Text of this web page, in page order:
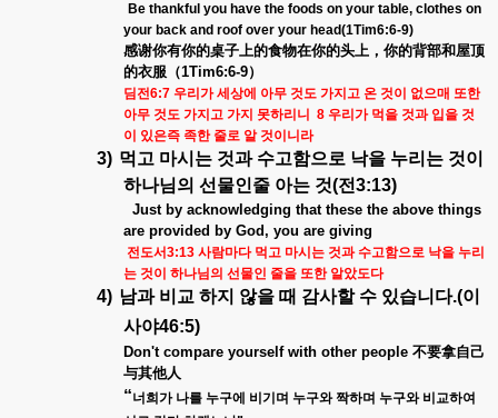
Be thankful you have the foods on your table, clothes on
your back and roof over your head(1Tim6:6-9)
感谢你有你的桌子上的食物在你的头上，你的背部和屋顶
的衣服（1Tim6:6-9）
딤전6:7 우리가 세상에 아무 것도 가지고 온 것이 없으매 또한
아무 것도 가지고 가지 못하리니
8 우리가 먹을 것과 입을 것
이 있은즉 족한 줄로 알 것이니라
3) 먹고 마시는 것과 수고함으로 낙을 누리는 것이
하나님의 선물인줄 아는 것(전3:13)
Just by acknowledging that these the above things
are provided by God, you are giving
전도서3:13사람마다 먹고 마시는 것과 수고함으로 낙을 누리
는 것이 하나님의 선물인 줄을 또한 알았도다
4) 남과 비교 하지 않을 때 감사할 수 있습니다.(이
사야46:5)
Don't compare yourself with other people不要拿自己
与其他人
“너희가 나를 누구에 비기며 누구와 짝하며 누구와 비교하여